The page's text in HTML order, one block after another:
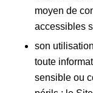
moyen de
accessibles
son
toute
sensible ou